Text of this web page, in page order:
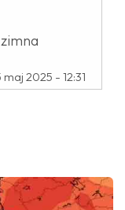
maj 2025 - 12:31